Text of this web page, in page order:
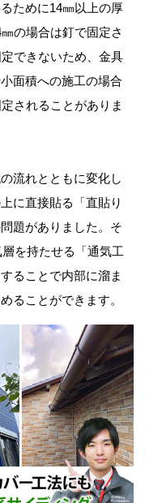
ために14㎜以上の厚
の場合は釘で固定さ
できないため、金具
面積への施工の場合
されることがありま
流れとともに変化し
に直接貼る「直貼り
題がありました。そ
を持たせる「通気工
ることで内部に溜ま
ることができます。